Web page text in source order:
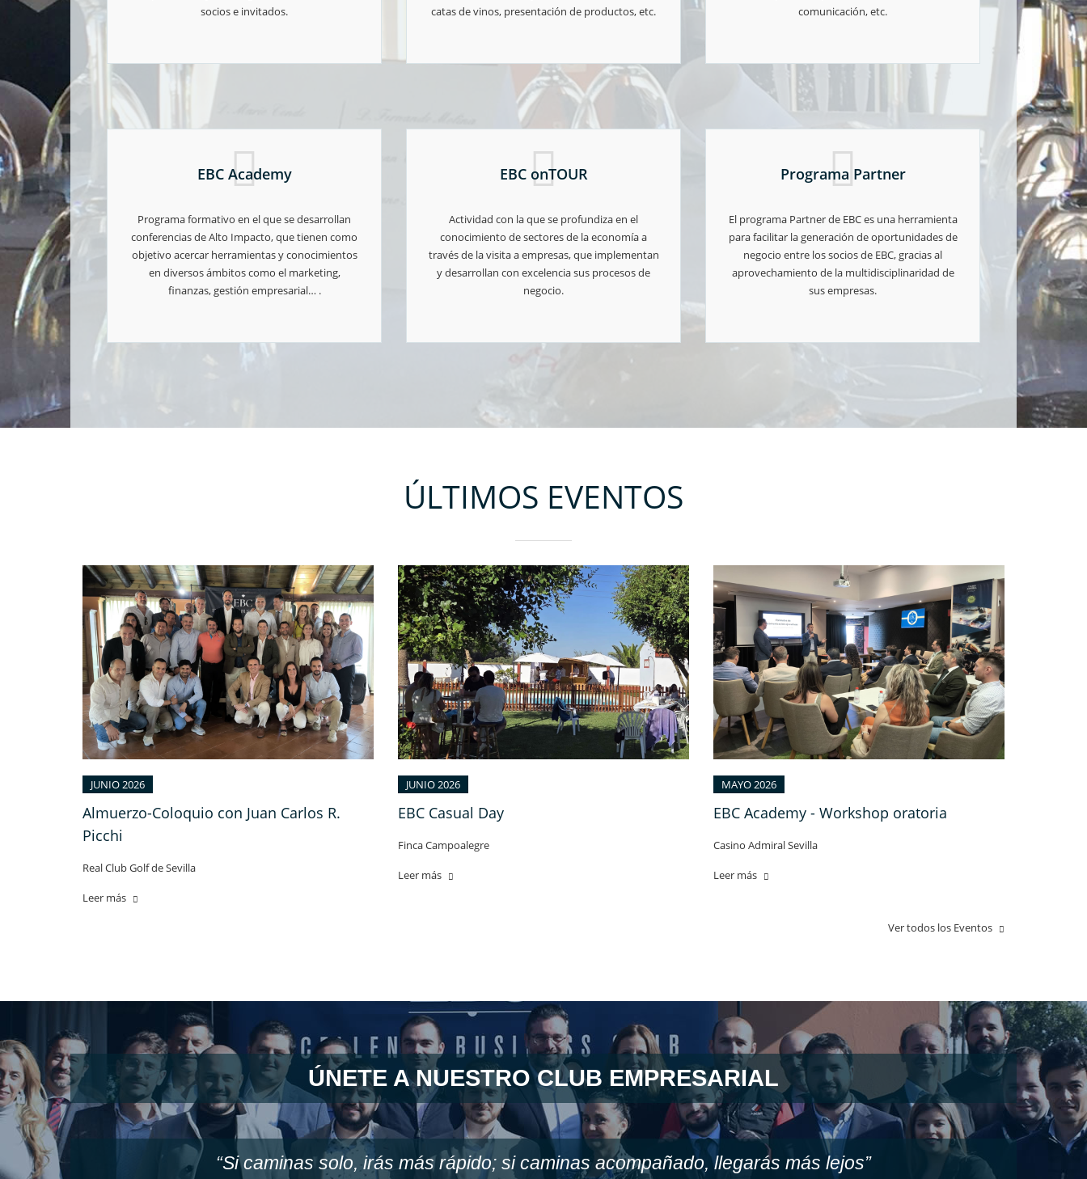
socios e invitados.
catas de vinos, presentación de productos, etc.
comunicación, etc.
EBC Academy
Programa formativo en el que se desarrollan
conferencias de Alto Impacto, que tienen como
objetivo acercar herramientas y conocimientos
en diversos ámbitos como el marketing,
finanzas, gestión empresarial… .
EBC onTOUR
Actividad con la que se profundiza en el
conocimiento de sectores de la economía a
través de la visita a empresas, que implementan
y desarrollan con excelencia sus procesos de
negocio.
Programa Partner
El programa Partner de EBC es una herramienta
para facilitar la generación de oportunidades de
negocio entre los socios de EBC, gracias al
aprovechamiento de la multidisciplinaridad de
sus empresas.
ÚLTIMOS EVENTOS
JUNIO 2026
Almuerzo-Coloquio con Juan Carlos R.
Picchi
Real Club Golf de Sevilla
Leer más
JUNIO 2026
EBC Casual Day
Finca Campoalegre
Leer más
MAYO 2026
EBC Academy - Workshop oratoria
Casino Admiral Sevilla
Leer más
Ver todos los Eventos
ÚNETE A NUESTRO CLUB EMPRESARIAL
“Si caminas solo, irás más rápido; si caminas acompañado, llegarás más lejos”